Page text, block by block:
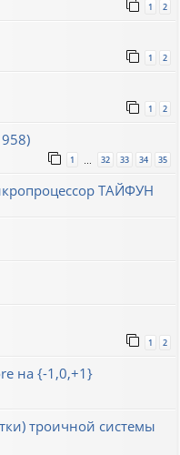
1 2
1 2
1 2
1 … 32 33 34 35
ТАЙФУН
1 2
на {-1,0,+1}
троичной системы